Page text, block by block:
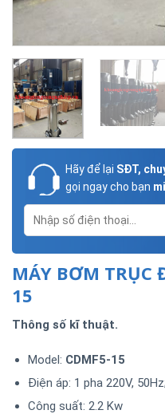
Hãy để lại SĐT,
gọi ngay cho bạn
MÁY BƠM TRỤC
15
Thông số kĩ thuật.
Model: CDMF5-15
Điện áp: 1 pha 220V,
Công suất: 2.2 Kw